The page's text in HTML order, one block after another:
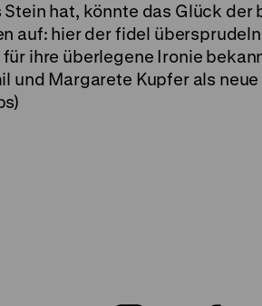
hat, könnte das Glück der
auf: hier der fidel
ihre überlegene Ironie
und Margarete Kupfer als neue